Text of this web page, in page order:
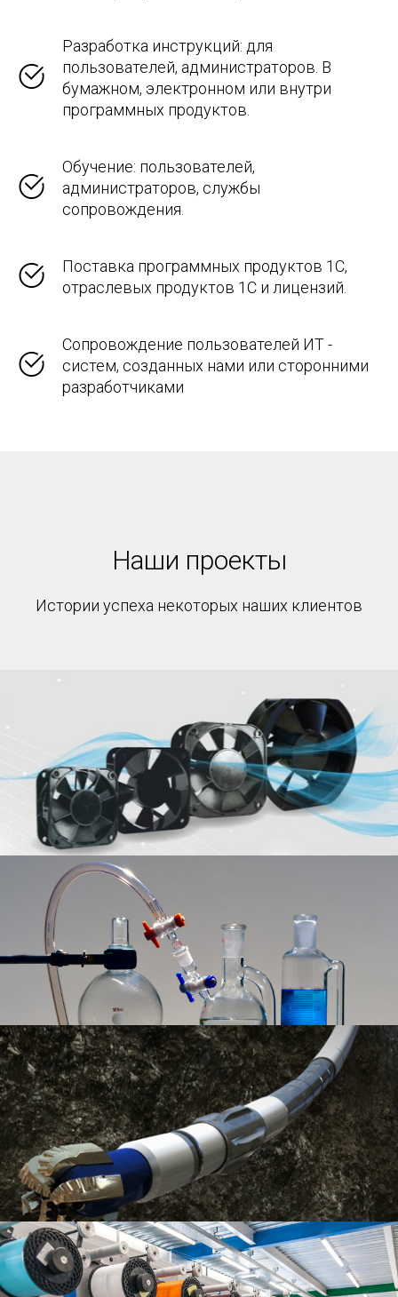
Разработка инструкций: для
пользователей, администраторов. В
бумажном, электронном или внутри
программных продуктов.
Обучение: пользователей,
администраторов, службы
сопровождения.
Поставка программных продуктов 1С,
отраслевых продуктов 1С и лицензий.
Сопровождение пользователей ИТ -
систем, созданных нами или сторонними
разработчиками
Наши проекты
Истории успеха некоторых наших клиентов
Промышленно-производственная группа
Создание цифровой экосистемы:
Регламентированный учет. Перевод с 7-ки на 1С:Бухгалтерия 8
Продажи. 1С:ERP Управление предприятием 2.4
Документооборот продаж. 1С:Документооборот бесшовная интеграция
Узнать больше
Радиус - Сервис